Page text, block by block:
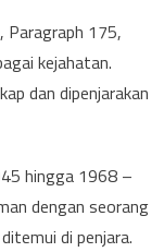
Paragraph 175,
kejahatan.
dan dipenjarakan
hingga 1968 –
dengan seorang
di penjara.